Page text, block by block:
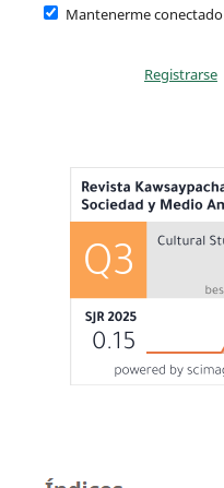
Mantenerme conectado
Registrarse